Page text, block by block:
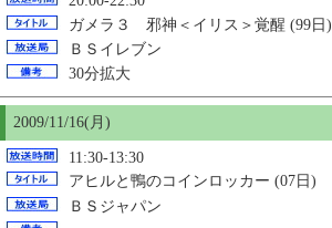
ガメラ３ 邪神＜イリス＞覚醒 (99日)
ＢＳイレブン
30分拡大
2009/11/16(月)
11:30-13:30
アヒルと鴨のコインロッカー (07日)
ＢＳジャパン